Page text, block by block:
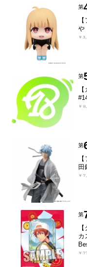
第
や
￥
第
￥
第
田
￥
第
カ
￥